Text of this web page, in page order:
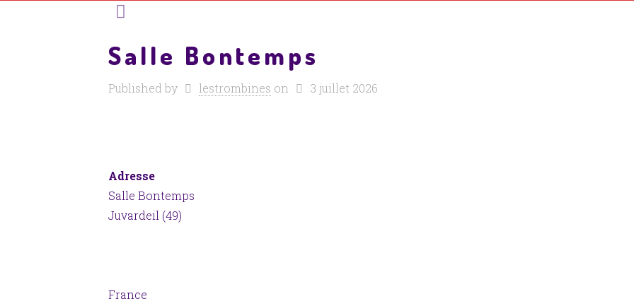
Salle Bontemps
Published by lestrombines on 3 juillet 2026
Adresse
Salle Bontemps
Juvardeil (49)
France